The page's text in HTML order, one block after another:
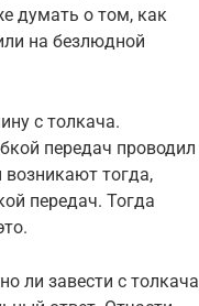
думать о том, как
на безлюдной
с толкача.
передач проводил
возникают тогда,
передач. Тогда
ли завести с толкача